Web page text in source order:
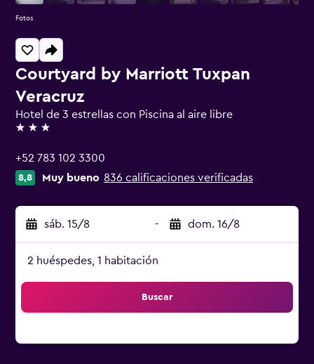
Courtyard by Marriott Tuxpan
Veracruz
Hotel de 3 estrellas con Piscina al aire libre
3 estrellas
+52 783 102 3300
8,8 Muy bueno 836 calificaciones verificadas
sáb. 15/8 - dom. 16/8
2 huéspedes, 1 habitación
Buscar
Fotos